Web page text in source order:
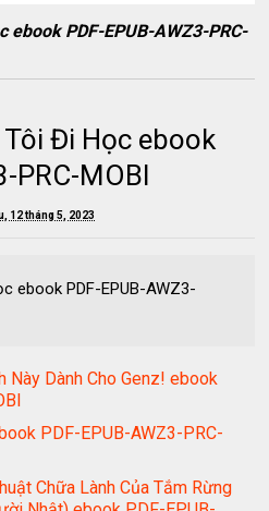
ebook PDF-EPUB-AWZ3-PRC-
Đi Học ebook
PRC-MOBI
12 tháng 5, 2023
ebook PDF-EPUB-AWZ3-
Này Dành Cho Genz! ebook
PDF-EPUB-AWZ3-PRC-
Chữa Lành Của Tắm Rừng